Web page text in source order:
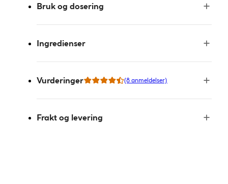
Bruk og dosering
Ingredienser
Vurderinger (8 anmeldelser)
Frakt og levering